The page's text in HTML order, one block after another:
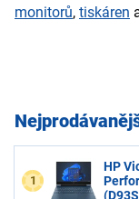
monitorů, tiskáren
1
HP